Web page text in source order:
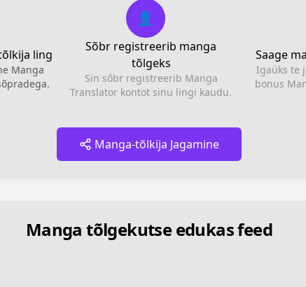
ling
Manga
👤
Sõbr registreerib manga
tõlgeks
Sin sõbr registreerib Manga
Translator kontot sinu lingi kaudu.
Saage
Igaüks te
bonus
Manga-tõlkija Jagamine
Manga tõlgekutse edukas feed